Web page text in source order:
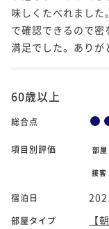
味しくたべれまし
で確認できるので
満足でした。ありが
60歳以上
総合点
項目別評価 部屋
接客
宿泊日
部屋タイプ
【